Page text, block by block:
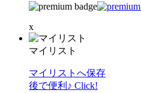
x
マイリスト
マイリストへ保存
後で便利♪ Click!